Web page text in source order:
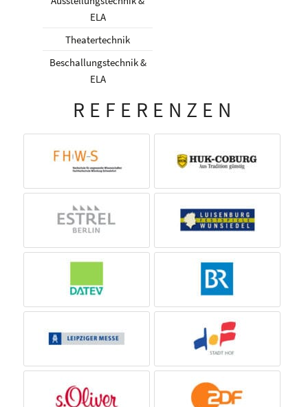
ELA
Theatertechnik
Beschallungstechnik &
ELA
REFERENZEN